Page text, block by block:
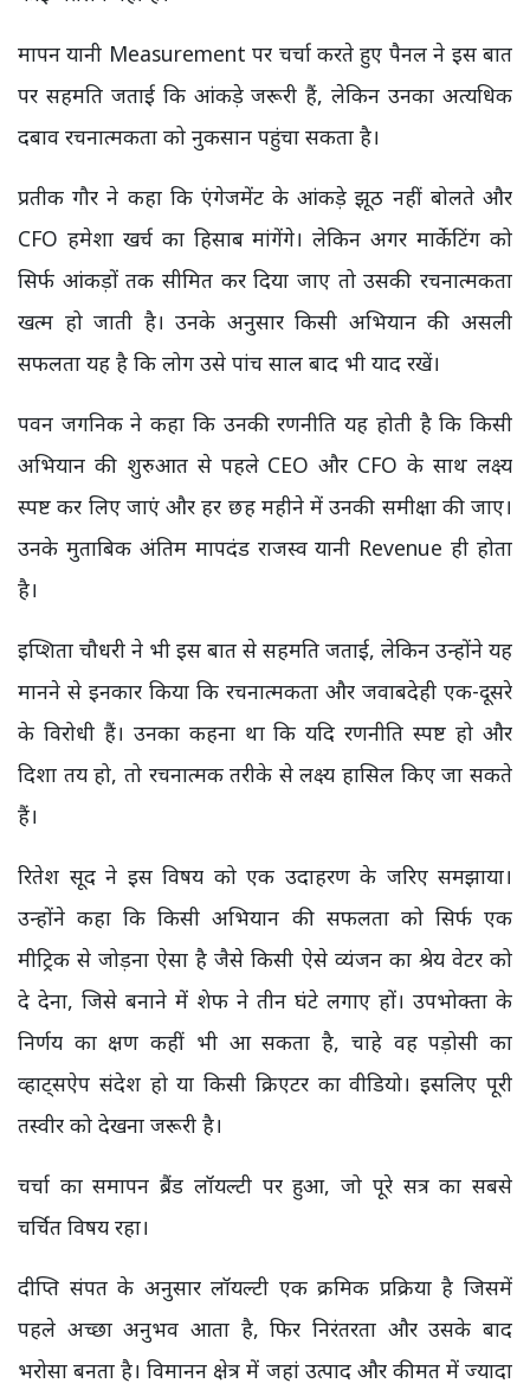
मापन यानी Measurement पर चर्चा करते हुए पैनल ने इस बात
पर सहमति जताई कि आंकड़े जरूरी हैं, लेकिन उनका अत्यधिक
दबाव रचनात्मकता को नुकसान पहुंचा सकता है।
प्रतीक गौर ने कहा कि एंगेजमेंट के आंकड़े झूठ नहीं बोलते और
CFO हमेशा खर्च का हिसाब मांगेंगे। लेकिन अगर मार्केटिंग को
सिर्फ आंकड़ों तक सीमित कर दिया जाए तो उसकी रचनात्मकता
खत्म हो जाती है। उनके अनुसार किसी अभियान की असली
सफलता यह है कि लोग उसे पांच साल बाद भी याद रखें।
पवन जगनिक ने कहा कि उनकी रणनीति यह होती है कि किसी
अभियान की शुरुआत से पहले CEO और CFO के साथ लक्ष्य
स्पष्ट कर लिए जाएं और हर छह महीने में उनकी समीक्षा की जाए।
उनके मुताबिक अंतिम मापदंड राजस्व यानी Revenue ही होता
है।
इप्शिता चौधरी ने भी इस बात से सहमति जताई, लेकिन उन्होंने यह
मानने से इनकार किया कि रचनात्मकता और जवाबदेही एक-दूसरे
के विरोधी हैं। उनका कहना था कि यदि रणनीति स्पष्ट हो और
दिशा तय हो, तो रचनात्मक तरीके से लक्ष्य हासिल किए जा सकते
हैं।
रितेश सूद ने इस विषय को एक उदाहरण के जरिए समझाया।
उन्होंने कहा कि किसी अभियान की सफलता को सिर्फ एक
मीट्रिक से जोड़ना ऐसा है जैसे किसी ऐसे व्यंजन का श्रेय वेटर को
दे देना, जिसे बनाने में शेफ ने तीन घंटे लगाए हों। उपभोक्ता के
निर्णय का क्षण कहीं भी आ सकता है, चाहे वह पड़ोसी का
व्हाट्सऐप संदेश हो या किसी क्रिएटर का वीडियो। इसलिए पूरी
तस्वीर को देखना जरूरी है।
चर्चा का समापन ब्रैंड लॉयल्टी पर हुआ, जो पूरे सत्र का सबसे
चर्चित विषय रहा।
दीप्ति संपत के अनुसार लॉयल्टी एक क्रमिक प्रक्रिया है जिसमें
पहले अच्छा अनुभव आता है, फिर निरंतरता और उसके बाद
भरोसा बनता है। विमानन क्षेत्र में जहां उत्पाद और कीमत में ज्यादा